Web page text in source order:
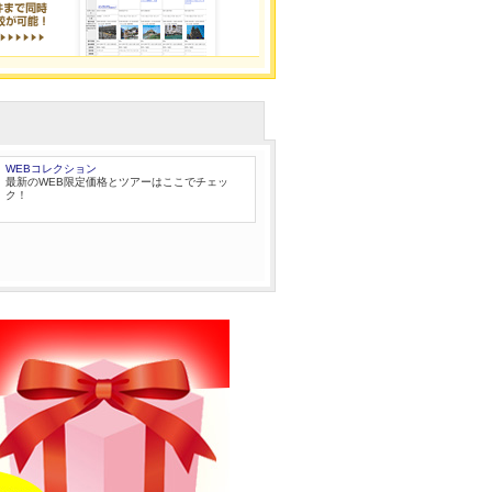
WEBコレクション
最新のWEB限定価格とツアーはここでチェッ
ク！